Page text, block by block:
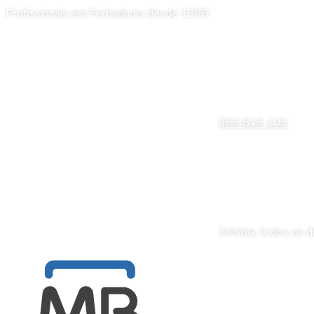
Profissionais em Fechaduras desde 1998
969 819 109
24h/dia , todos os